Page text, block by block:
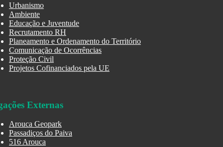
Urbanismo
Ambiente
Educação e Juventude
Recrutamento RH
Planeamento e Ordenamento do Território
Comunicação de Ocorrências
Proteção Civil
Projetos Cofinanciados pela UE
Externas
Arouca Geopark
Passadiços do Paiva
516 Arouca